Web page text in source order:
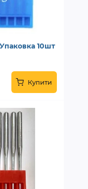
Упаковка 10шт
Купити